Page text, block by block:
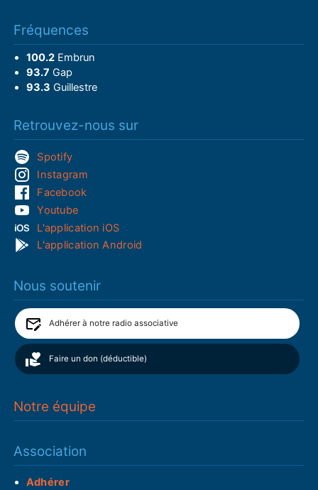
Fréquences
100.2Embrun
93.7 Gap
93.3 Guillestre
Retrouvez-nous sur
Spotify
Instagram
Facebook
Youtube
L'application iOS
L'application Android
Nous soutenir
Adhérer à notre radio associative
Faire un don (déductible)
Notre équipe
Association
Adhérer